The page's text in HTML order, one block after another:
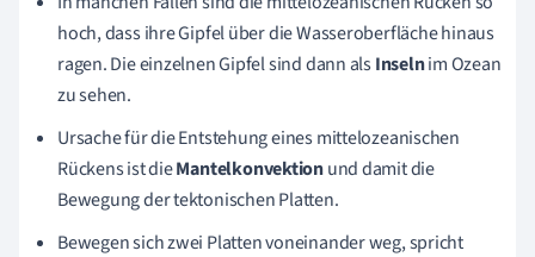
hoch, dass ihre Gipfel über die Wasseroberfläche hinaus
ragen. Die einzelnen Gipfel sind dann alsInselnim Ozean
zu sehen.
Ursache für die Entstehung eines mittelozeanischen
Rückens ist dieMantelkonvektionund damit die
Bewegung der tektonischen Platten.
Bewegen sich zwei Platten voneinander weg, spricht